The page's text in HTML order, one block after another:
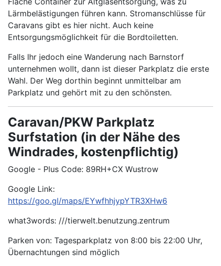
Lärmbelästigungen führen kann. Stromanschlüsse für
Caravans gibt es hier nicht. Auch keine
Entsorgungsmöglichkeit für die Bordtoiletten.
Falls Ihr jedoch eine Wanderung nach Barnstorf
unternehmen wollt, dann ist dieser Parkplatz die erste
Wahl. Der Weg dorthin beginnt unmittelbar am
Parkplatz und gehört mit zu den schönsten.
Caravan/PKW Parkplatz
Surfstation (in der Nähe des
Windrades, kostenpflichtig)
Google - Plus Code: 89RH+CX Wustrow
Google Link:
https://goo.gl/maps/EYwfhhjypYTR3XHw6
what3words: ///tierwelt.benutzung.zentrum
Parken von: Tagesparkplatz von 8:00 bis 22:00 Uhr,
Übernachtungen sind möglich